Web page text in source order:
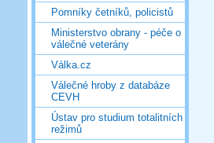
Pomníky četníků, policistů
Ministerstvo obrany - péče o
válečné veterány
Válka.cz
Válečné hroby z databáze
CEVH
Ústav pro studium totalitních
režimů